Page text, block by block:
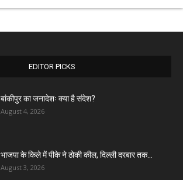
EDITOR PICKS
बांकीपुर का जनादेशः क्या है संदेश?
August 4, 2026
भाजपा के किले में पीके ने ठोकी कील, दिल्ली दरबार तक...
August 3, 2026